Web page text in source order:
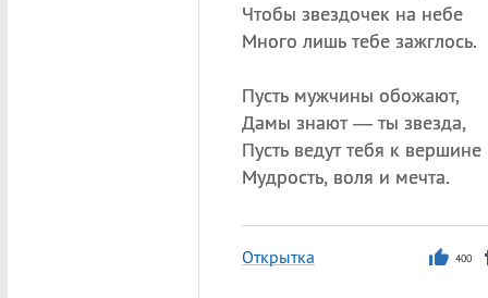
Чтобы звездочек на небе
Много лишь тебе зажглось.
Пусть мужчины обожают,
Дамы знают — ты звезда,
Пусть ведут тебя к вершине
Мудрость, воля и мечта.
Открытка 400